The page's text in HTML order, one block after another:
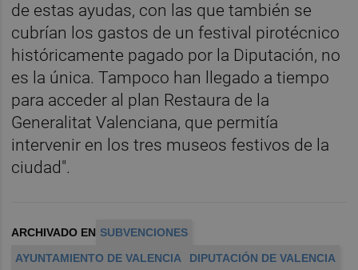
de estas ayudas, con las que también se
cubrían los gastos de un festival pirotécnico
históricamente pagado por la Diputación, no
es la única. Tampoco han llegado a tiempo
para acceder al plan Restaura de la
Generalitat Valenciana, que permitía
intervenir en los tres museos festivos de la
ciudad".
ARCHIVADO EN SUBVENCIONES
AYUNTAMIENTO DE VALENCIA
DIPUTACIÓN DE VALENCIA